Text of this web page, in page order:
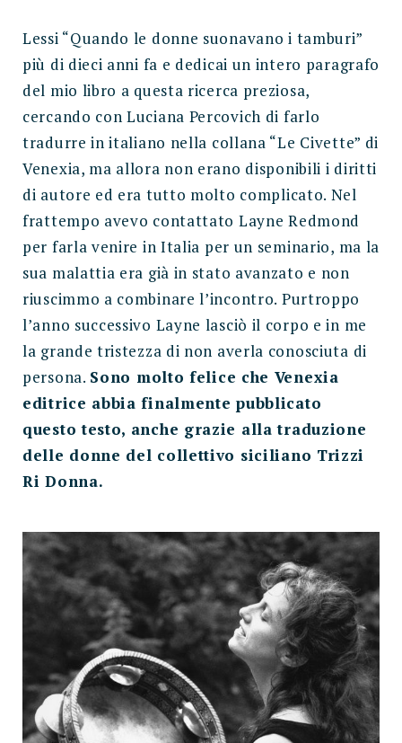
Lessi “Quando le donne suonavano i tamburi”
più di dieci anni fa e dedicai un intero paragrafo
del mio libro a questa ricerca preziosa,
cercando con Luciana Percovich di farlo
tradurre in italiano nella collana “Le Civette” di
Venexia, ma allora non erano disponibili i diritti
di autore ed era tutto molto complicato. Nel
frattempo avevo contattato Layne Redmond
per farla venire in Italia per un seminario, ma la
sua malattia era già in stato avanzato e non
riuscimmo a combinare l’incontro. Purtroppo
l’anno successivo Layne lasciò il corpo e in me
la grande tristezza di non averla conosciuta di
persona. Sono molto felice che Venexia
editrice abbia finalmente pubblicato
questo testo, anche grazie alla traduzione
delle donne del collettivo siciliano Trizzi
Ri Donna.